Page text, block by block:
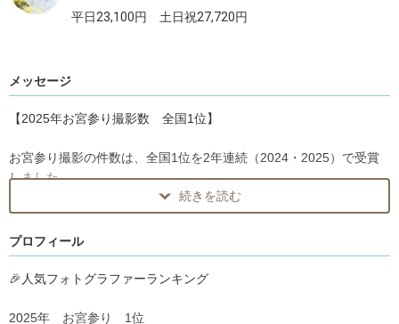
平日23,100円 土日祝27,720円
メッセージ
【2025年お宮参り撮影数 全国1位】
お宮参り撮影の件数は、全国1位を2年連続（2024・2025）で受賞
しました。
年間250件超・累計1000件超の撮影経験を生かして、赤ちゃんの体
調や、産着の着崩れに配慮した「安心・安全」な撮影を最優先して
います。
東京・神奈川のフォトスポットや神社に精通。
鮮やかな写真に残します。
続きを読む
プロフィール
🎉人気フォトグラファーランキング
2025年 お宮参り 1位